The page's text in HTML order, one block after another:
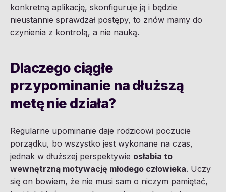
konkretną aplikację, skonfiguruje ją i będzie
nieustannie sprawdzał postępy, to znów mamy do
czynienia z kontrolą, a nie nauką.
Dlaczego ciągłe
przypominanie na dłuższą
metę nie działa?
Regularne upominanie daje rodzicowi poczucie
porządku, bo wszystko jest wykonane na czas,
jednak w dłuższej perspektywie osłabia to
wewnętrzną motywację młodego człowieka. Uczy
się on bowiem, że nie musi sam o niczym pamiętać,